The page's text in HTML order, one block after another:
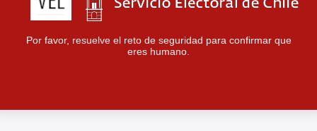
Por favor, resuelve el reto de seguridad para confirmar que
eres humano.